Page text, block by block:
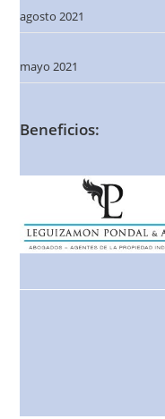
agosto 2021
mayo 2021
Beneficios: